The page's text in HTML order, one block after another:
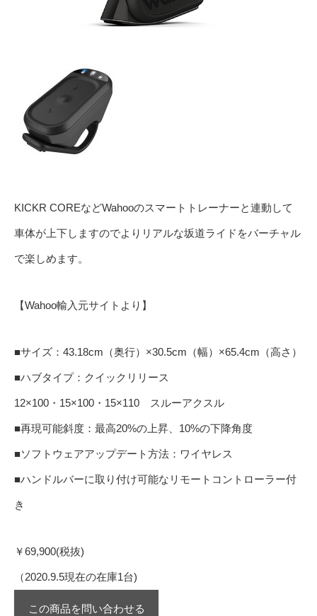
KICKR COREなどWahooのスマートトレーナーと連動して
車体が上下しますのでよりリアルな坂道ライドをバーチャル
で楽しめます。
【Wahoo輸入元サイトより】
■サイズ：43.18cm（奥行）×30.5cm（幅）×65.4cm（高さ）
■ハブタイプ：クイックリリース
12×100・15×100・15×110 スルーアクスル
■再現可能斜度：最高20%の上昇、10%の下降角度
■ソフトウェアアップデート方法：ワイヤレス
■ハンドルバーに取り付け可能なリモートコントローラー付
き
￥69,900(税抜)
（2020.9.5現在の在庫1台)
この商品を問い合わせる